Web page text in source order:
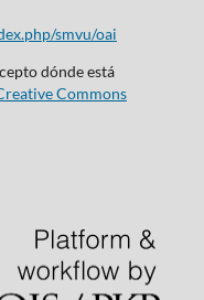
smvu/oai
dónde está
Commons